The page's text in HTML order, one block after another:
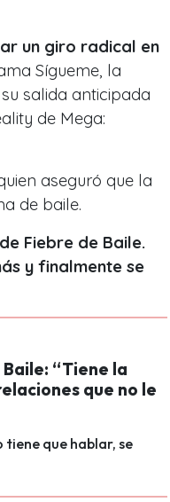
un giro radical en
Sígueme , la
salida anticipada
de Mega:
aseguró que la
de baile.
Fiebre de Baile.
y finalmente se
“Tiene la
que no le
tiene que hablar, se